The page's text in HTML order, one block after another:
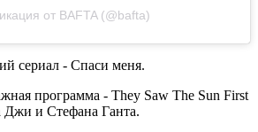
от BAFTA (@bafta)
сериал - Спаси меня.
программа - They Saw The Sun First
и Стефана Ганта.